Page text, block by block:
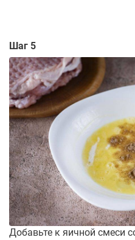
Шаг 5
Добавьте к яичной смеси